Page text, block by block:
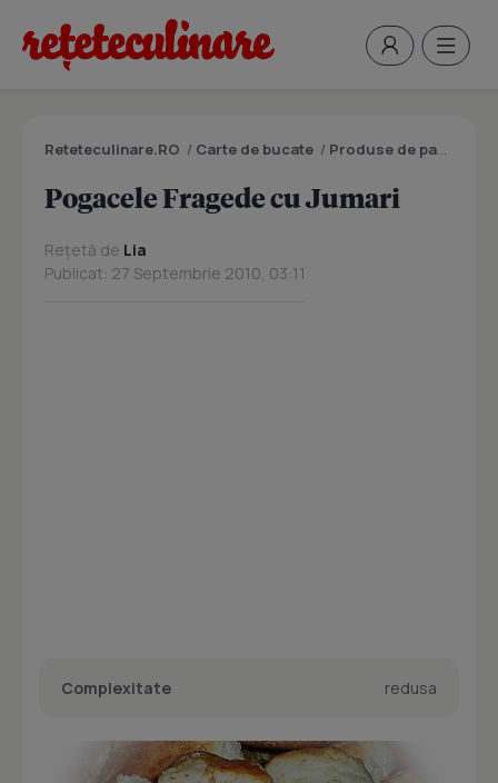
Reteteculinare.RO / Carte de bucate / Produse de panificatie si patiserie
Pogacele Fragede cu Jumari
Rețetă de Lia
Publicat: 27 Septembrie 2010, 03:11
Complexitate redusa